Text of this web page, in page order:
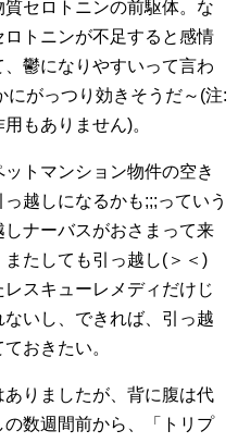
質セロトニンの前駆体。な
トニンが不足すると感情
鬱になりやすいって言わ
がっつり効きそうだ～(注:
もありません)。
トマンション物件の空き
越しになるかも;;;っていう
ナーバスがおさまって来
たしても引っ越し(＞＜)
スキューレメディだけじ
いし、できれば、引っ越
おきたい。
りましたが、背に腹は代
数週間前から、「トリプ